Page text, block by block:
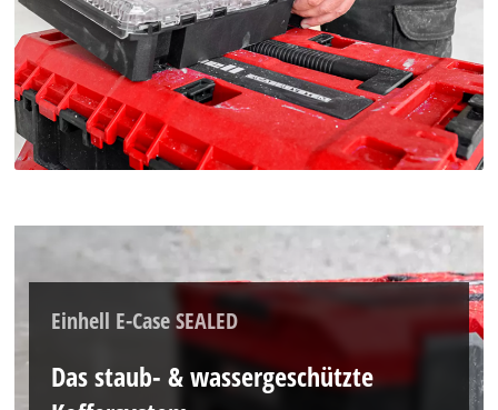
Einhell E-Case SEALED
Das staub- & wassergeschützte